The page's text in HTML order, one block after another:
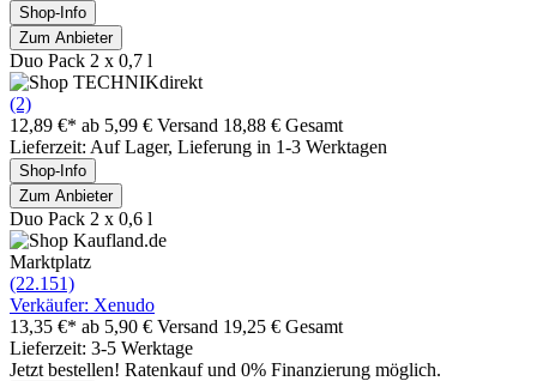
Shop-Info
Zum Anbieter
Duo Pack 2 x 0,7 l
(2)
12,89 €* ab 5,99 € Versand 18,88 € Gesamt
Lieferzeit: Auf Lager, Lieferung in 1-3 Werktagen
Shop-Info
Zum Anbieter
Duo Pack 2 x 0,6 l
Marktplatz
(22.151)
Verkäufer: Xenudo
13,35 €* ab 5,90 € Versand 19,25 € Gesamt
Lieferzeit: 3-5 Werktage
Jetzt bestellen! Ratenkauf und 0% Finanzierung möglich.